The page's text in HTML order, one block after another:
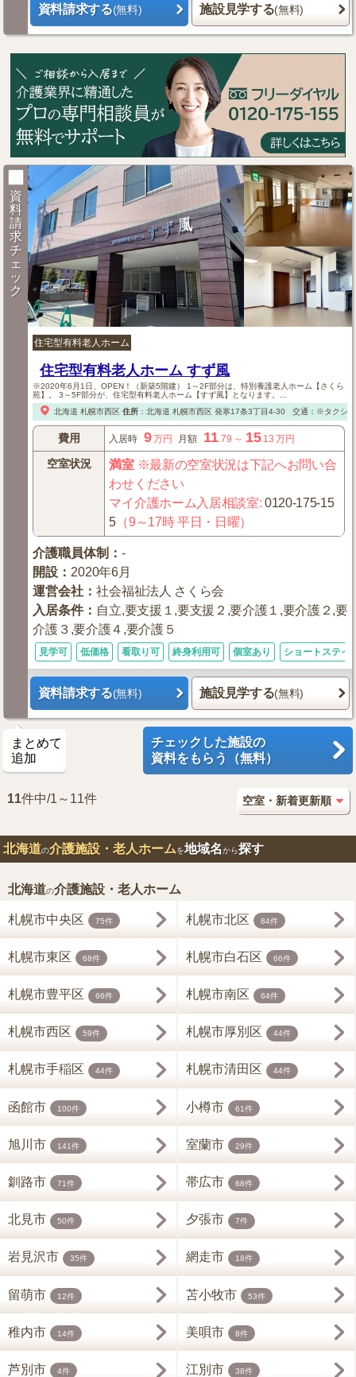
資料請求する(無料) 施設見学する(無料)
資
料
請
求
チ
ェ
ッ
ク
住宅型有料老人ホーム
住宅型有料老人ホーム すず風
※2020年6月1日、OPEN！（新築5階建） 1～2F部分は、特別養護老人ホーム【さくら
苑】。 3～5F部分が、住宅型有料老人ホーム【すず風】となります。...
北海道 札幌市西区 住所： 北海道 札幌市西区発寒17条3丁目4-30 交通：※タクシ
費用 入居時 9万円 月額 11.79 ～ 15.13 万円
空室状況 満室※最新の空室状況は下記へお問い合
わせください
マイ介護ホーム入居相談室:0120-175-15
5 （9～17時 平日・日曜）
介護職員体制 ：-
開設 ： 2020年6月
運営会社 ：社会福祉法人 さくら会
入居条件： 自立,要支援１,要支援２,要介護１,要介護２,要
介護３,要介護４,要介護５
見学可 低価格 看取り可 終身利用可 個室あり ショートステイ
資料請求する(無料) 施設見学する(無料)
まとめて
追加
チェックした施設の
資料をもらう（無料）
11件中/1～11件
北海道の介護施設・老人ホームを地域名から探す
北海道の介護施設・老人ホーム
札幌市中央区 75件 札幌市北区 84件
札幌市東区 68件 札幌市白石区 66件
札幌市豊平区 66件 札幌市南区 64件
札幌市西区 59件 札幌市厚別区 44件
札幌市手稲区 44件 札幌市清田区 44件
函館市 100件 小樽市 61件
旭川市 141件 室蘭市 29件
釧路市 71件 帯広市 68件
北見市 50件 夕張市 7件
岩見沢市 35件 網走市 18件
留萌市 12件 苫小牧市 53件
稚内市 14件 美唄市 8件
芦別市 4件 江別市 38件